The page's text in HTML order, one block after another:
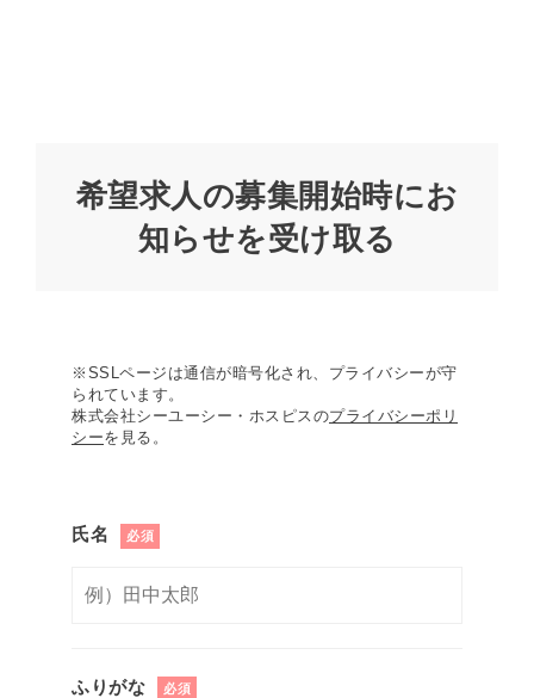
希望求人の募集開始時にお
知らせを受け取る
※SSLページは通信が暗号化され、プライバシーが守
られています。
株式会社シーユーシー・ホスピスのプライバシーポリ
シーを見る。
氏名 必須
ふりがな 必須